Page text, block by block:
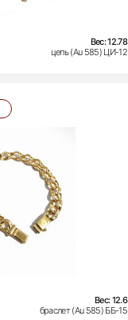
Вес:12.78
цепь (Au 585) ЦИ-12
Вес:12.6
браслет (Au 585) ББ-15